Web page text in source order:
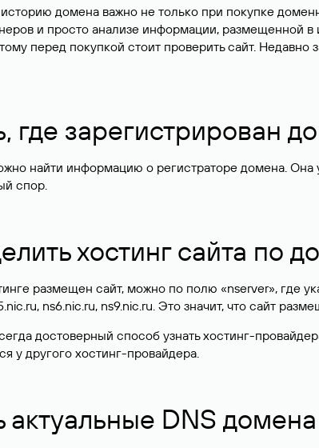
историю домена важно не только при покупке
и просто анализе информации, размещенной
перед покупкой стоит проверить сайт.
где зарегистрирован
найти информацию о регистраторе домена. Она
спор.
хостинг сайта по
размещен сайт, можно по полю «nserver»,
ns6.nic.ru, ns9.nic.ru. Это значит, что сайт
достоверный способ узнать хостинг-
у другого хостинг-провайдера.
актуальные DNS домена